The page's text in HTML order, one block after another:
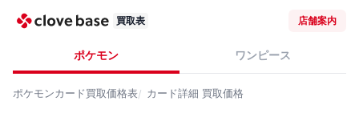
買取表 店舗案内
ポケモン ワンピース
ポケモンカード買取価格表 カード詳細 買取価格